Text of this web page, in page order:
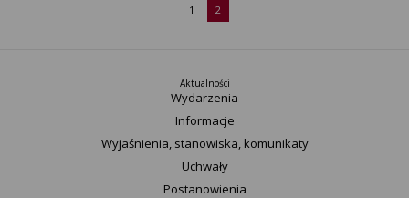
1 2
Aktualności
Wydarzenia
Informacje
Wyjaśnienia, stanowiska, komunikaty
Uchwały
Postanowienia